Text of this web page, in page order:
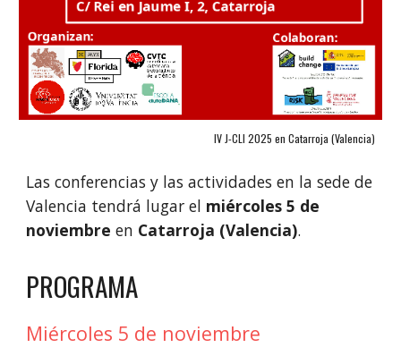
IV J-CLI 2025 en Catarroja (Valencia)
Las conferencias y las actividades en la sede de
Valencia tendrá lugar el miércoles 5 de
noviembre en Catarroja (Valencia).
PROGRAMA
Miércoles 5 de noviembre